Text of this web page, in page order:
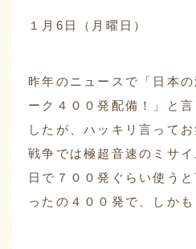
１月6日（月曜日）
昨年のニュースで「日本
ーク４００発配備！」と
したが、ハッキリ言って
戦争では極超音速のミサ
日で７００発ぐらい使う
ったの４００発で、しかも